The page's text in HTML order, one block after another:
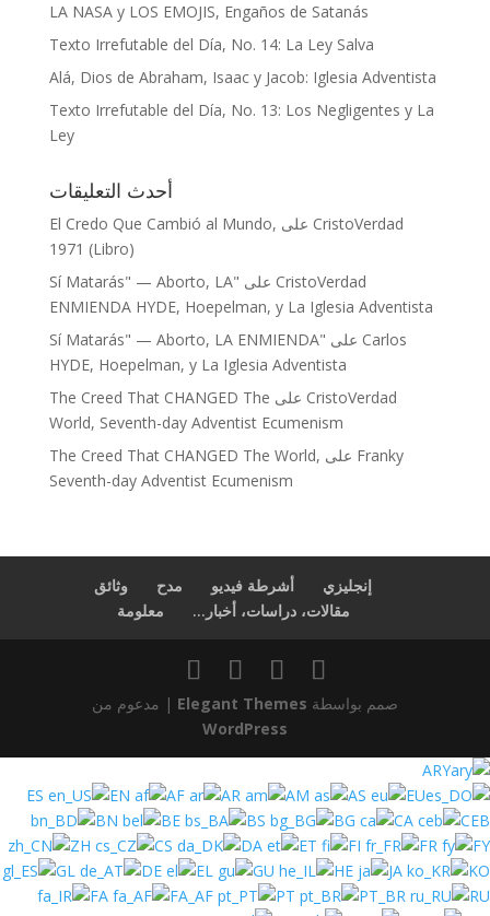
LA NASA y LOS EMOJIS, Engaños de Satanás
Texto Irrefutable del Día, No. 14: La Ley Salva
Alá, Dios de Abraham, Isaac y Jacob: Iglesia Adventista
Texto Irrefutable del Día, No. 13: Los Negligentes y La
Ley
أحدث التعليقات
CristoVerdad على El Credo Que Cambió al Mundo,
1971 (Libro)
CristoVerdad على "Sí Matarás" — Aborto, LA
ENMIENDA HYDE, Hoepelman, y La Iglesia Adventista
Carlos على "Sí Matarás" — Aborto, LA ENMIENDA
HYDE, Hoepelman, y La Iglesia Adventista
CristoVerdad على The Creed That CHANGED The
World, Seventh-day Adventist Ecumenism
Franky على The Creed That CHANGED The World,
Seventh-day Adventist Ecumenism
إنجليزي أشرطة فيديو مدح
وثائق
مقالات، دراسات، أخبار...
معلومة
صمم بواسطة Elegant Themes | مدعوم من
WordPress
ARY
ES
EN AF AR AM AS
EU
BN
BE BS BG CA
CEB
ZH
CS DA ET FI FR
FY
GL
DE EL GU HE JA
KO
FA
FA_AF PT PT_BR
RU